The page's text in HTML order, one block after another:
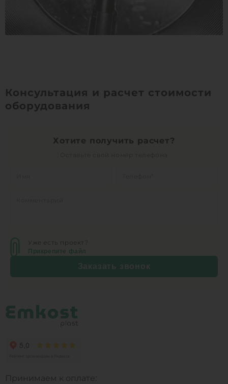
Консультация и расчет стоимости
оборудования
Хотите получить расчет?
Уже есть проект?
Прикрепите файл
Заказать звонок
Принимаем к оплате: